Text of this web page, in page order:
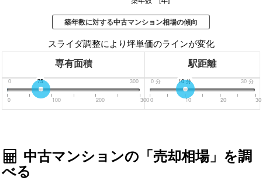
築年数に対する中古マンション相場の傾向
スライダ調整により坪単価のラインが変化
専有面積 駅距離
0 300
75
0 100 200 300
0 分 30 分
10分
0 10 20 30
中古マンションの「売却相場」を調
べる